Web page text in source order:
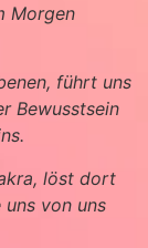
Morgen
führt uns
Bewusstsein
löst dort
von uns